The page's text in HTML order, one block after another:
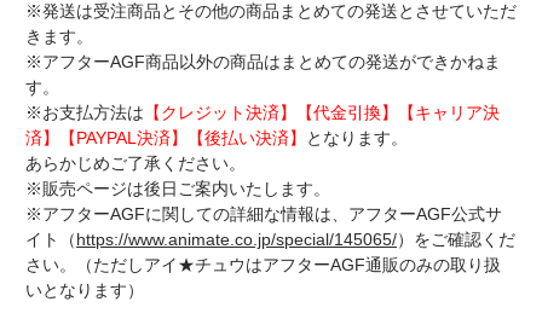
※発送は受注商品とその他の商品まとめての発送とさせていただ
きます。
※アフターAGF商品以外の商品はまとめての発送ができかねま
す。
※お支払方法は 【クレジット決済】【代金引換】【キャリア決
済】【PAYPAL決済】【後払い決済】
となります。
あらかじめご了承ください。
※販売ページは後日ご案内いたします。
※アフターAGFに関しての詳細な情報は、アフターAGF公式サ
イト（https://www.animate.co.jp/special/145065/）をご確認くだ
さい。（ただしアイ★チュウはアフターAGF通販のみの取り扱
いとなります）